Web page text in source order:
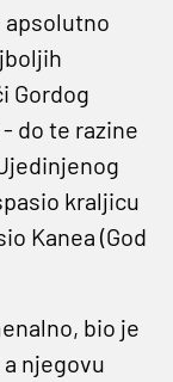
apsolutno
Gordog
do te razine
kraljicu
Kanea (God
bio je
njegovu